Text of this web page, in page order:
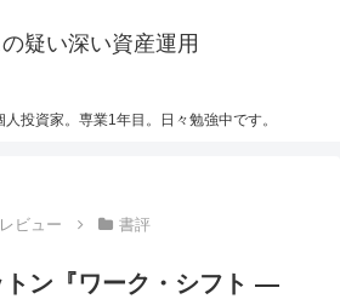
の疑い深い資産運用
投資家。専業1年目。日々勉強中です。
ビュー 書評
トン『ワーク・シフト ―